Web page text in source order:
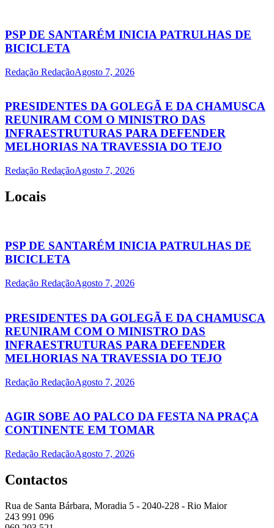
PSP DE SANTARÉM INICIA PATRULHAS DE
BICICLETA
Redação RedaçãoAgosto 7, 2026
PRESIDENTES DA GOLEGÃ E DA CHAMUSCA
REUNIRAM COM O MINISTRO DAS
INFRAESTRUTURAS PARA DEFENDER
MELHORIAS NA TRAVESSIA DO TEJO
Redação RedaçãoAgosto 7, 2026
Locais
PSP DE SANTARÉM INICIA PATRULHAS DE
BICICLETA
Redação RedaçãoAgosto 7, 2026
PRESIDENTES DA GOLEGÃ E DA CHAMUSCA
REUNIRAM COM O MINISTRO DAS
INFRAESTRUTURAS PARA DEFENDER
MELHORIAS NA TRAVESSIA DO TEJO
Redação RedaçãoAgosto 7, 2026
AGIR SOBE AO PALCO DA FESTA NA PRAÇA
CONTINENTE EM TOMAR
Redação RedaçãoAgosto 7, 2026
Contactos
Rua de Santa Bárbara, Moradia 5 - 2040-228 - Rio Maior
243 991 096